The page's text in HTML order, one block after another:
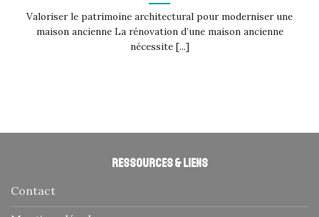
Valoriser le patrimoine architectural pour moderniser une
maison ancienne La rénovation d’une maison ancienne
nécessite [...]
Ressources & liens
Contact